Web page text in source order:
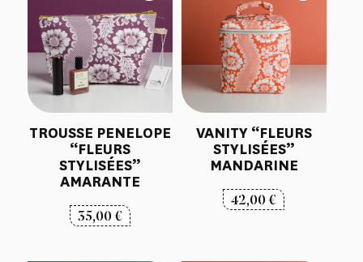
TROUSSE PENELOPE
“FLEURS
STYLISÉES”
AMARANTE
35,00€
VANITY “FLEURS
STYLISÉES”
MANDARINE
42,00€